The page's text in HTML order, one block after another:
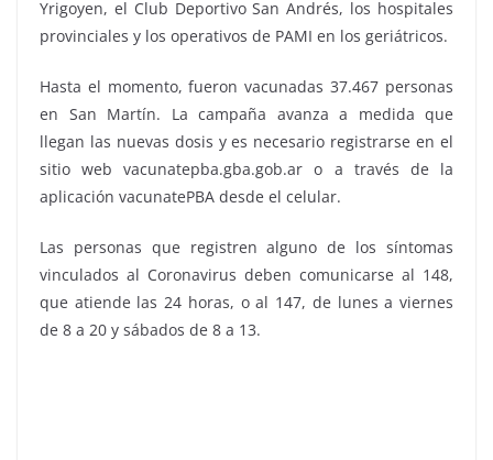
Yrigoyen, el Club Deportivo San Andrés, los hospitales
provinciales y los operativos de PAMI en los geriátricos.
Hasta el momento, fueron vacunadas 37.467 personas
en San Martín. La campaña avanza a medida que
llegan las nuevas dosis y es necesario registrarse en el
sitio web vacunatepba.gba.gob.ar o a través de la
aplicación vacunatePBA desde el celular.
Las personas que registren alguno de los síntomas
vinculados al Coronavirus deben comunicarse al 148,
que atiende las 24 horas, o al 147, de lunes a viernes
de 8 a 20 y sábados de 8 a 13.